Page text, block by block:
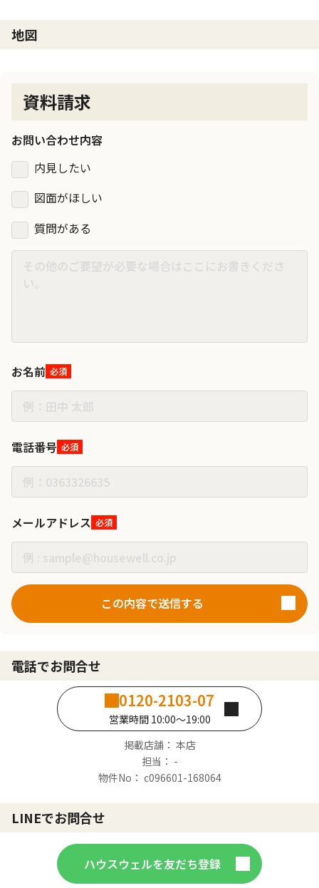
地図
資料請求
お問い合わせ内容
内見したい
図面がほしい
質問がある
お名前 必須
電話番号 必須
メールアドレス 必須
この内容で送信する
電話でお問合せ
0120-2103-07
営業時間 10:00～19:00
掲載店舗： 本店
担当： -
物件No： c096601-168064
LINEでお問合せ
ハウスウェルを友だち登録